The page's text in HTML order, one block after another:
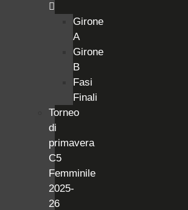
Girone
A
Girone
B
Fasi
Finali
Torneo
di
primavera
C5
Femminile
2025-
26